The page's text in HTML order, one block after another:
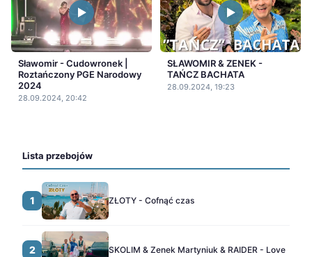
Sławomir - Cudowronek |
Roztańczony PGE Narodowy
2024
28.09.2024, 20:42
SŁAWOMIR & ZENEK -
TAŃCZ BACHATA
28.09.2024, 19:23
Lista przebojów
1 ZŁOTY - Cofnąć czas
2 SKOLIM & Zenek Martyniuk & RAIDER - Love